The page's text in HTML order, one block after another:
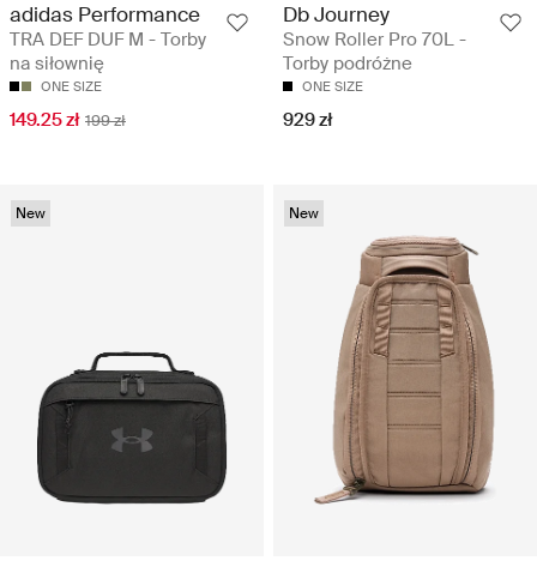
adidas Performance
TRA DEF DUF M - Torby
na siłownię
ONE SIZE
149.25 zł 199 zł
Db Journey
Snow Roller Pro 70L -
Torby podróżne
ONE SIZE
929 zł
New New